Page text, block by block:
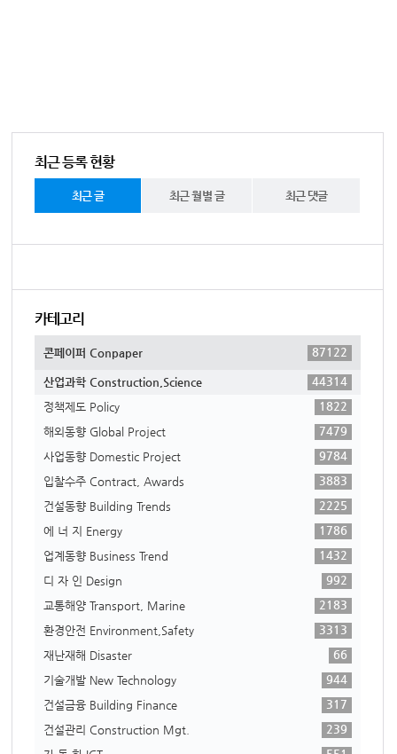
최근 등록 현황
최근 글 최근 월별 글 최근 댓글
카테고리
콘페이퍼 Conpaper 87122
산업과학 Construction,Science
44314
정책제도 Policy
1822
해외동향 Global Project
7479
사업동향 Domestic Project
9784
입찰수주 Contract, Awards
3883
건설동향 Building Trends
2225
에 너 지 Energy
1786
업계동향 Business Trend
1432
디 자 인 Design
992
교통해양 Transport, Marine
2183
환경안전 Environment,Safety
3313
재난재해 Disaster
66
기술개발 New Technology
944
건설금융 Building Finance
317
건설관리 Construction Mgt.
239